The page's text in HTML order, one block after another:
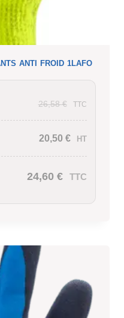
ANTI FROID 1LAFO
26,58€ TTC
20,50 € HT
24,60 € TTC